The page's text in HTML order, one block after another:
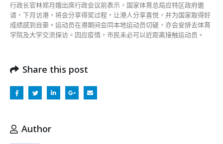
行政长官林郑月娥出席行政会议前表示，国家体育总局应特区政府邀
请，下月访港，将会分享得奖过程，让港人分享喜悦，并为国家取得好
成绩感到自豪。运动员在港期间会同本地运动员切磋，亦会安排去体育
学院及大学交流探访。因应疫情，市民未必可以近距离接触运动员。
Share this post
Author